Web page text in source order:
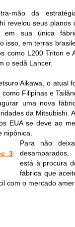
mão da
revelou seus
em sua única
isso, em terras
como L200 Triton e
o sedã Lancer.
Aikawa, o atual
Filipinas e
uma nova
da Mitsubishi.
EUA se deve ao
nipônica.
Para não
está à procura
fábrica que
com o mercado